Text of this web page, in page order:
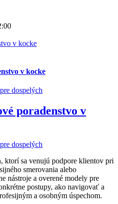
v kocke
v kocke
dospelých
poradenstvo v
dospelých
ktorí sa venujú podpore klientov pri
smerovania alebo
nástroje a overené modely pre
postupy, ako navigovať a
a osobným úspechom.